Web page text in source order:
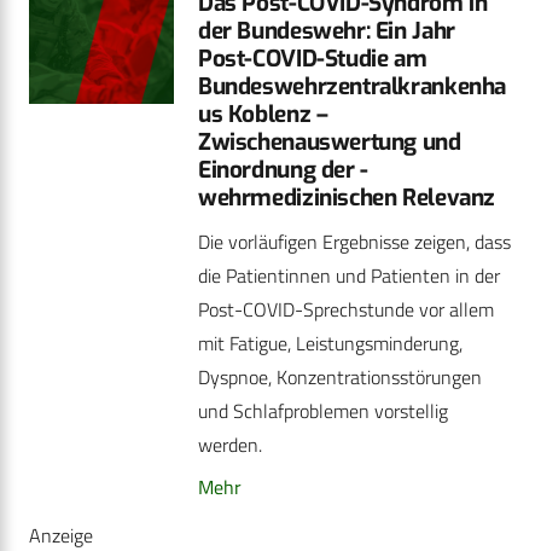
der Bundeswehr: Ein Jahr
Post-COVID-Studie am
Bundeswehrzentralkrankenha
us ­Koblenz –
Zwischenauswertung und
Einordnung der ­
wehrmedizinischen Relevanz
Die vorläufigen Ergebnisse zeigen, dass
die Patientinnen und Patienten in der
Post-COVID-Sprechstunde vor allem
mit Fatigue, Leistungsminderung,
Dyspnoe, Konzentrationsstörungen
und Schlafproblemen vorstellig
werden.
Mehr
Anzeige